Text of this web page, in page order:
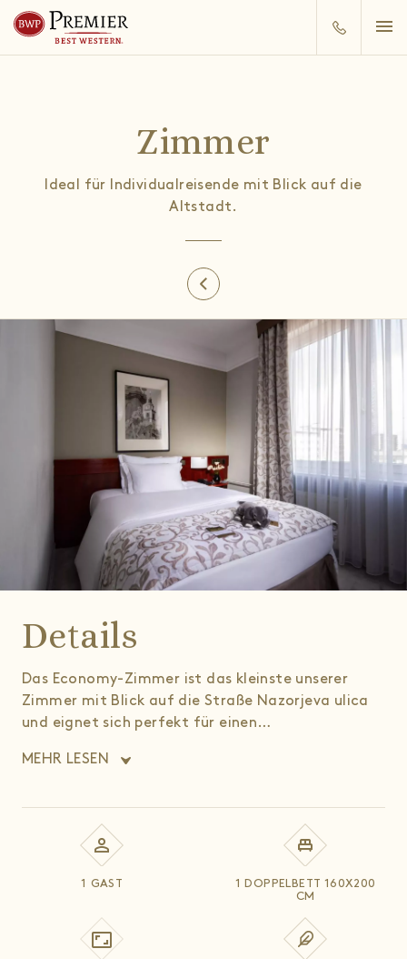
Zimmer
Ideal für Individualreisende mit Blick auf die
Altstadt.
Details
Das Economy-Zimmer ist das kleinste unserer
Zimmer mit Blick auf die Straße Nazorjeva ulica
und eignet sich perfekt für einen
Fitnessraum stehen zur Verfügung. Die Gäste
Selbstbedienungs-Frühstücks genießen.
MEHR LESEN
1 GAST
1 DOPPELBETT 160X200
CM